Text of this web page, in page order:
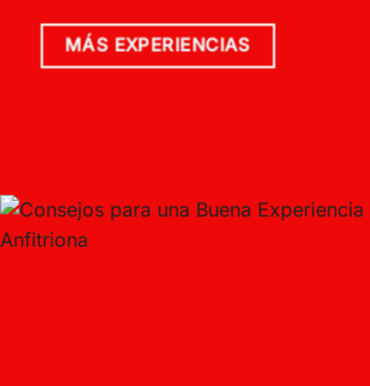
MÁS EXPERIENCIAS